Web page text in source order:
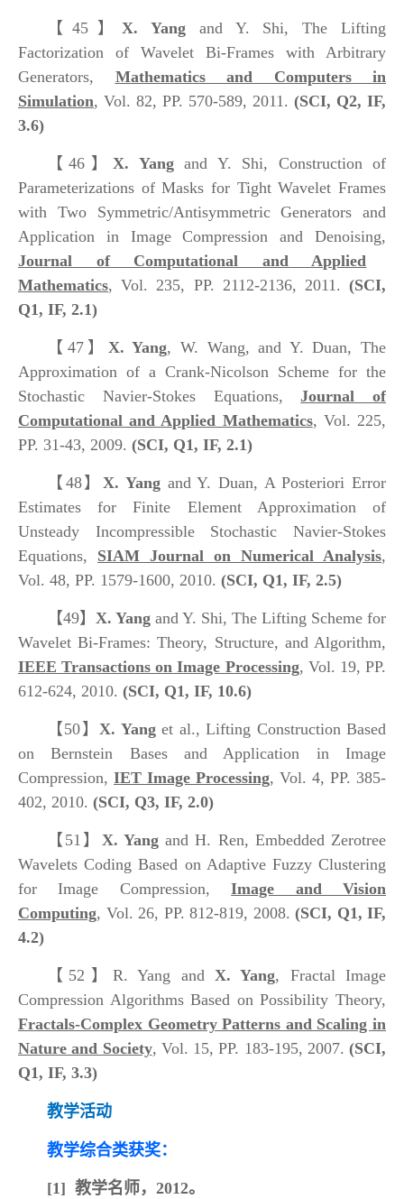
【45】X. Yang
and Y. Shi, The Lifting
Factorization of Wavelet Bi-Frames with Arbitrary
Generators, Mathematics and Computers in
Simulation, Vol. 82, PP. 570-589, 2011. (SCI, Q2, IF,
3.6)
【46】X. Yang and Y. Shi, Construction of
Parameterizations of Masks for Tight Wavelet Frames
with Two Symmetric/Antisymmetric Generators and
Application in Image Compression and Denoising,
Journal of Computational and Applied
Mathematics, Vol. 235, PP. 2112-2136, 2011. (SCI,
Q1, IF, 2.1)
【47】 X. Yang, W. Wang, and Y. Duan, The
Approximation of a Crank-Nicolson Scheme for the
Stochastic Navier-Stokes Equations,Journal of
Computational and Applied Mathematics, Vol. 225,
PP. 31-43, 2009. (SCI, Q1, IF, 2.1)
【48】X. Yang and Y. Duan, A Posteriori Error
Estimates for Finite Element Approximation of
Unsteady Incompressible Stochastic Navier-Stokes
Equations, SIAM Journal on Numerical Analysis,
Vol. 48, PP. 1579-1600, 2010. (SCI, Q1, IF, 2.5)
【49】 X. Yang and Y. Shi, The Lifting Scheme for
Wavelet Bi-Frames: Theory, Structure, and Algorithm,
IEEE Transactions on Image Processing, Vol. 19, PP.
612-624, 2010. (SCI, Q1, IF, 10.6)
【50】X. Yang et al., Lifting Construction Based
on Bernstein Bases and Application in Image
Compression, IET Image Processing, Vol. 4, PP. 385-
402, 2010. (SCI, Q3, IF, 2.0)
【51】 X. Yang and H. Ren, Embedded Zerotree
Wavelets Coding Based on Adaptive Fuzzy Clustering
for Image Compression,Image and Vision
Computing, Vol. 26, PP. 812-819, 2008. (SCI, Q1, IF,
4.2)
【52】 R. Yang and X. Yang, Fractal Image
Compression Algorithms Based on Possibility Theory,
Fractals-Complex Geometry Patterns and Scaling in
Nature and Society, Vol. 15, PP. 183-195, 2007. (SCI,
Q1, IF, 3.3)
教学活动
教学综合类获奖：
[1] 教学名师，2012。